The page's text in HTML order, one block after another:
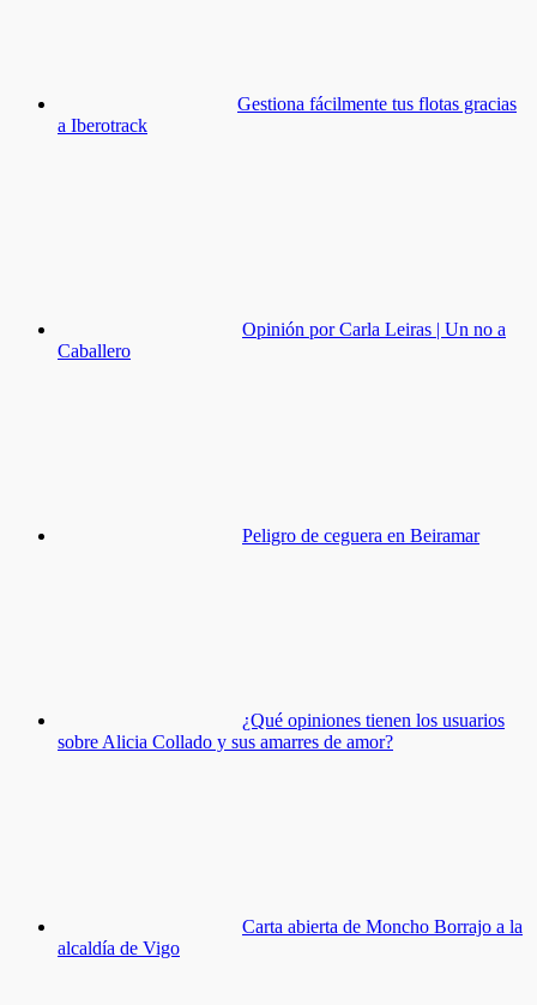
Gestiona fácilmente tus flotas gracias
a Iberotrack
Opinión por Carla Leiras | Un no a
Caballero
Peligro de ceguera en Beiramar
¿Qué opiniones tienen los usuarios
sobre Alicia Collado y sus amarres de amor?
Carta abierta de Moncho Borrajo a la
alcaldía de Vigo